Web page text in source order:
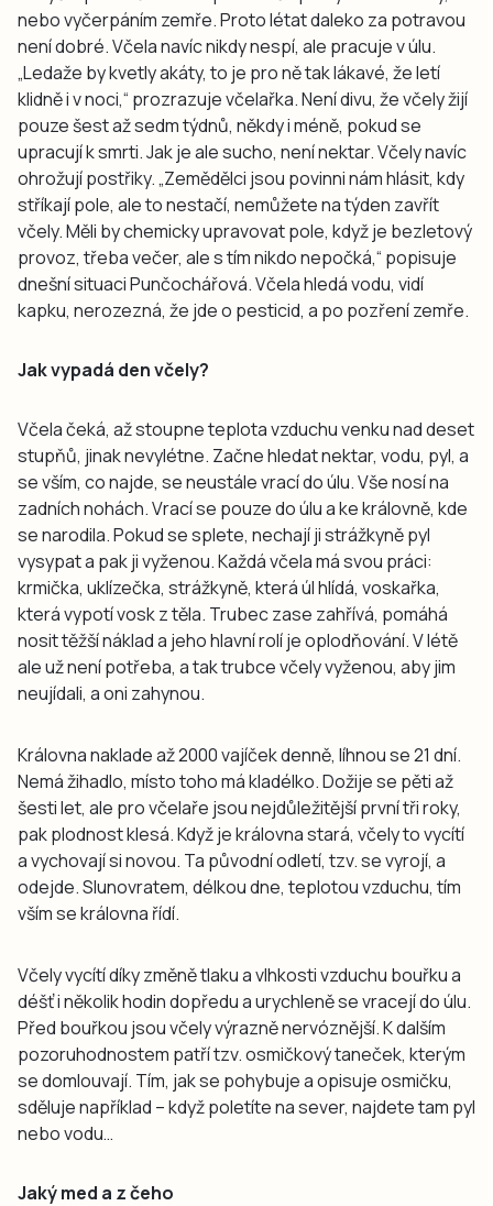
nebo vyčerpáním zemře. Proto létat daleko za potravou
není dobré. Včela navíc nikdy nespí, ale pracuje v úlu.
„Ledaže by kvetly akáty, to je pro ně tak lákavé, že letí
klidně i v noci,“ prozrazuje včelařka. Není divu, že včely žijí
pouze šest až sedm týdnů, někdy i méně, pokud se
upracují k smrti. Jak je ale sucho, není nektar. Včely navíc
ohrožují postřiky. „Zemědělci jsou povinni nám hlásit, kdy
stříkají pole, ale to nestačí, nemůžete na týden zavřít
včely. Měli by chemicky upravovat pole, když je bezletový
provoz, třeba večer, ale s tím nikdo nepočká,“ popisuje
dnešní situaci Punčochářová. Včela hledá vodu, vidí
kapku, nerozezná, že jde o pesticid, a po pozření zemře.
Jak vypadá den včely?
Včela čeká, až stoupne teplota vzduchu venku nad deset
stupňů, jinak nevylétne. Začne hledat nektar, vodu, pyl, a
se vším, co najde, se neustále vrací do úlu. Vše nosí na
zadních nohách. Vrací se pouze do úlu a ke královně, kde
se narodila. Pokud se splete, nechají ji strážkyně pyl
vysypat a pak ji vyženou. Každá včela má svou práci:
krmička, uklízečka, strážkyně, která úl hlídá, voskařka,
která vypotí vosk z těla. Trubec zase zahřívá, pomáhá
nosit těžší náklad a jeho hlavní rolí je oplodňování. V létě
ale už není potřeba, a tak trubce včely vyženou, aby jim
neujídali, a oni zahynou.
Královna naklade až 2000 vajíček denně, líhnou se 21 dní.
Nemá žihadlo, místo toho má kladélko. Dožije se pěti až
šesti let, ale pro včelaře jsou nejdůležitější první tři roky,
pak plodnost klesá. Když je královna stará, včely to vycítí
a vychovají si novou. Ta původní odletí, tzv. se vyrojí, a
odejde. Slunovratem, délkou dne, teplotou vzduchu, tím
vším se královna řídí.
Včely vycítí díky změně tlaku a vlhkosti vzduchu bouřku a
déšť i několik hodin dopředu a urychleně se vracejí do úlu.
Před bouřkou jsou včely výrazně nervóznější. K dalším
pozoruhodnostem patří tzv. osmičkový taneček, kterým
se domlouvají. Tím, jak se pohybuje a opisuje osmičku,
sděluje například – když poletíte na sever, najdete tam pyl
nebo vodu…
Jaký med a z čeho